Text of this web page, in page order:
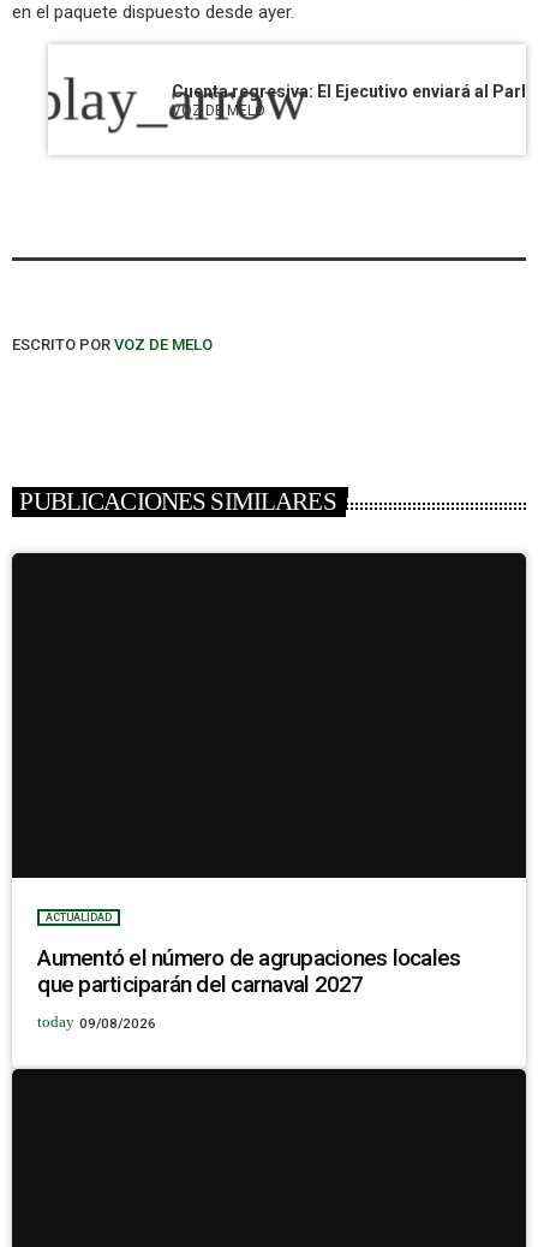
en el paquete dispuesto desde ayer.
play_arrow
VOZ DE MELO
ESCRITO POR VOZ DE MELO
PUBLICACIONES SIMILARES
ACTUALIDAD
Aumentó el número de agrupaciones locales
que participarán del carnaval 2027
today 09/08/2026